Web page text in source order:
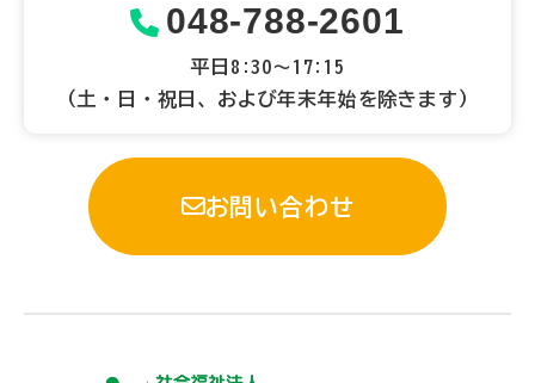
048-788-2601
平日8:30～17:15
（土・日・祝日、および年末年始を除きます）
お問い合わせ